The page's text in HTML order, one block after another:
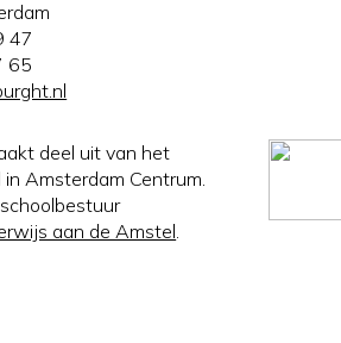
47
65
deel uit van het
Amsterdam Centrum.
aan de Amstel